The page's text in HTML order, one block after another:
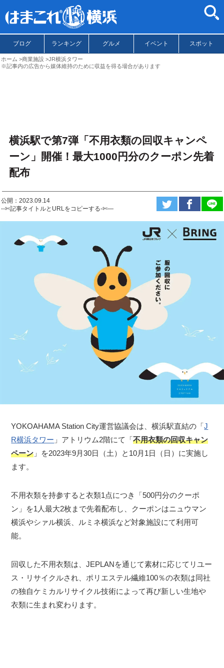
ブログ ランキング グルメ イベント スポット
ホーム 商業施設
JR横浜タワー
※記事内の広告から媒体維持のために収益を得る場合があります
横浜駅で第7弾「不用衣類の回収キャンペ
ーン」開催！最大1000円分のクーポン先着
配布
公開：2023.09.14
--✄記事タイトルとURLをコピーする-✄—
​YOKOAHAMA Station City運営協議会は、横浜駅直結の「J
R横浜タワー 」アトリウム2階にて「不用衣類の回収キャン
ペーン 」を2023年9月30日（土）と10月1日（日）に実施し
ます。
不用衣類を持参すると衣類1点につき「500円分のクーポ
ン」を1人最大2枚まで先着配布し、クーポンはニュウマン
横浜やシァル横浜、ルミネ横浜など対象施設にて利用可
能。
回収した不用衣類は、JEPLANを通じて素材に応じてリユー
ス・リサイクルされ、ポリエステル繊維100％の衣類は同社
の独自ケミカルリサイクル技術によって再び新しい生地や
衣類に生まれ変わります。